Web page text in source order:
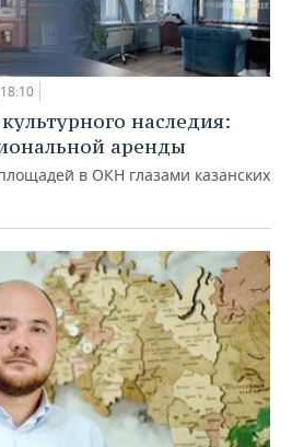
наследия:
аренды
в ОКН глазами казанских